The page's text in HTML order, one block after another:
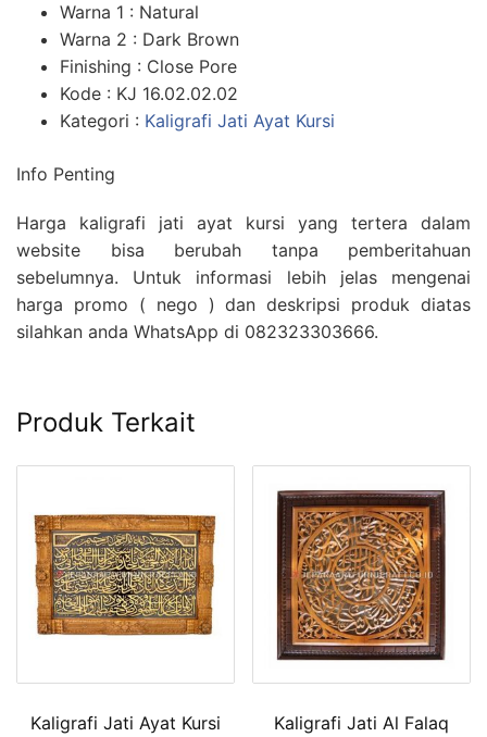
Warna 1 : Natural
Warna 2 : Dark Brown
Finishing : Close Pore
Kode : KJ 16.02.02.02
Kategori : Kaligrafi Jati Ayat Kursi
Info Penting
Harga kaligrafi jati ayat kursi yang tertera dalam
website bisa berubah tanpa pemberitahuan
sebelumnya. Untuk informasi lebih jelas mengenai
harga promo ( nego ) dan deskripsi produk diatas
silahkan anda WhatsApp di 082323303666.
Produk Terkait
Kaligrafi Jati Ayat Kursi Kaligrafi Jati Al Falaq